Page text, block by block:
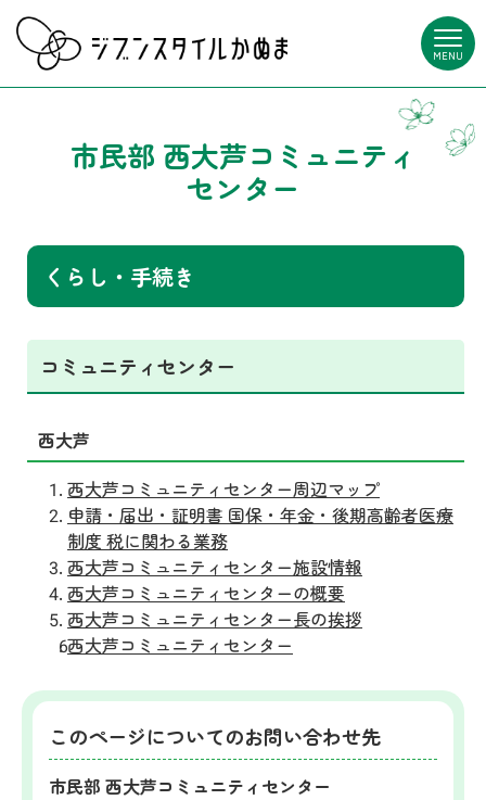
MENU
市民部 西大芦コミュニティ
センター
くらし・手続き
コミュニティセンター
西大芦
西大芦コミュニティセンター周辺マップ
申請・届出・証明書 国保・年金・後期高齢者医療
制度 税に関わる業務
西大芦コミュニティセンター施設情報
西大芦コミュニティセンターの概要
西大芦コミュニティセンター長の挨拶
西大芦コミュニティセンター
このページについてのお問い合わせ先
市民部 西大芦コミュニティセンター